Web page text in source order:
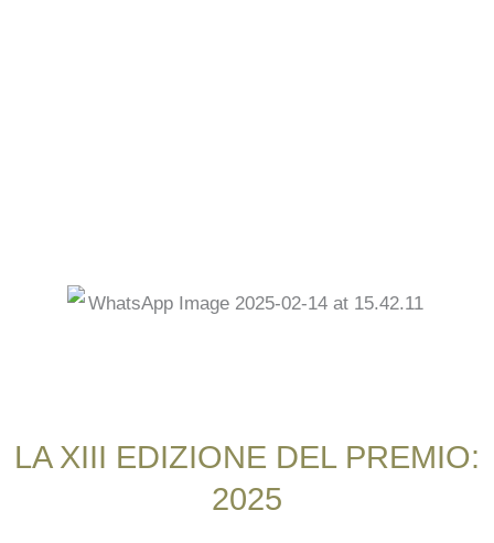
LA XIII EDIZIONE DEL PREMIO:
2025